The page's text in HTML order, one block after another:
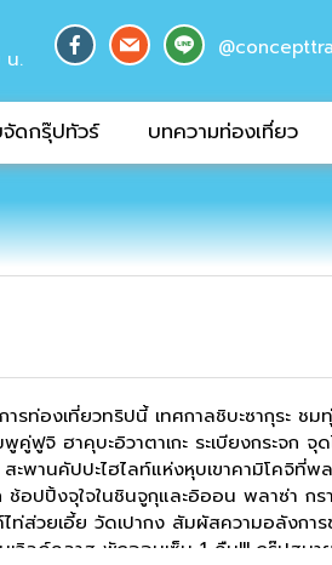
น.
ดกรุ๊ปทัวร์ บทความท่องเที่ยว
ารท่องเที่ยวทริปนี้ เทศกาลชิบะซากุระ
คู่ฟูจิ ฮาคุบะอิวาตาเกะ ระเบียงกระจก
ะพานคัปปะไฮไลท์แห่งหุบเขาคามิโคจิที่
ช้อปปิ้งจุใจในชินจูกุและอิออน พลาซ่า กร
ไท่ส่วยเอี้ย วัดเปากง สัมผัสความอลังการ
เวิลด์คลาส พักออนเซ็น 1 คืน!!! กรุ๊ปสบ